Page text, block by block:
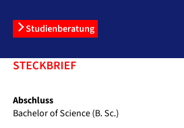
Studienberatung
STECKBRIEF
Abschluss
Bachelor of Science (B. Sc.)